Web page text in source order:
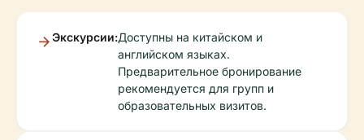
Экскурсии:Доступны на китайском и
английском языках.
Предварительное бронирование
рекомендуется для групп и
образовательных визитов.